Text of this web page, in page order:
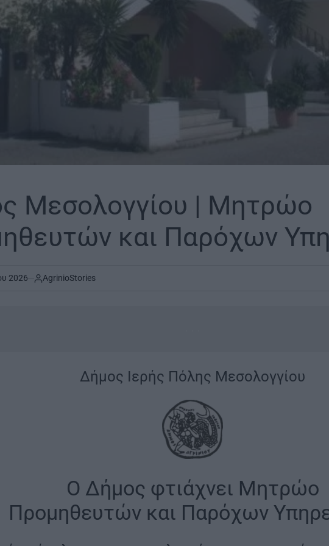
Μεσολογγίου | Μητρώο
και Παρόχων
2026 AgrinioStories
Δήμος Ιερής Πόλης Μεσολογγίου
Ο Δήμος φτιάχνει Μητρώο
Προμηθευτών και Παρόχων